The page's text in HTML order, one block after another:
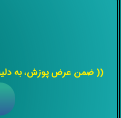
(( ضمن عرض پوزش، به دلیل